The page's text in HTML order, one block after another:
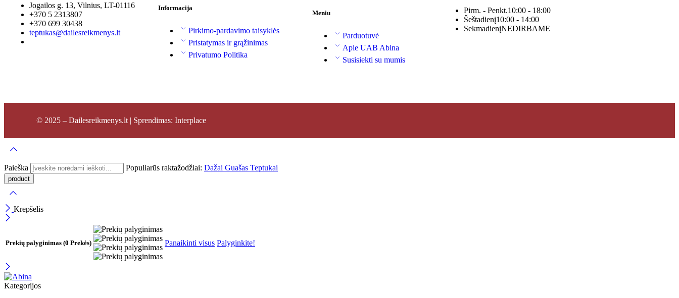
Jogailos g. 13, Vilnius, LT-01116
+370 5 2313807
+370 699 30438
teptukas@dailesreikmenys.lt
Informacija
Pirkimo-pardavimo taisyklės
Pristatymas ir grąžinimas
Privatumo Politika
Meniu
Parduotuvė
Apie UAB Abina
Susisiekti su mumis
Pirm. - Penkt.10:00 - 18:00
Šeštadienį10:00 - 14:00
SekmadienįNEDIRBAME
© 2025 – Dailesreikmenys.lt | Sprendimas: Interplace
Paieška Populiarūs raktažodžiai: Dažai Guašas Teptukai
Krepšelis
Prekių palyginimas (0 Prekės) Panaikinti visus Palyginkite!
Kategorijos